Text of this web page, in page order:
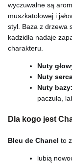
wyczuwalne są
muszkatołowej i
styl. Baza z drzewa
kadzidła nadaje
charakteru.
Nuty
Nuty
Nuty bazy:
paczula,
Dla kogo jest
Bleu de Chanel to
lubią